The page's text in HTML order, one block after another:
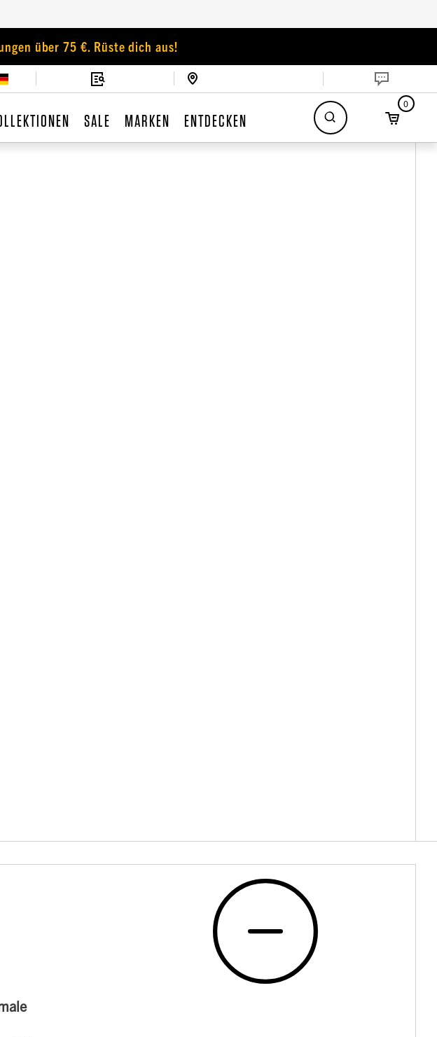
über 75 €. Rüste dich aus!
SALE MARKEN ENTDECKEN
0